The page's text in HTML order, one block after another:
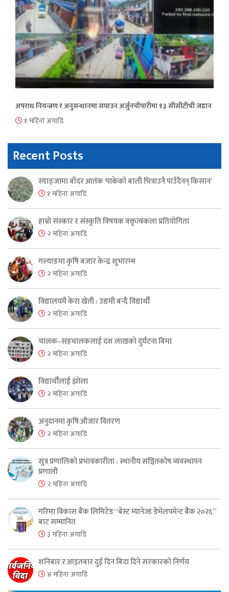
अपराध नियन्त्रण र अनुसन्धानमा सघाउन अर्जुनचौपारीमा १३ सीसीटीभी जडान
१ महिना अगाडि
Recent Posts
स्याङ्जामा बाँदर आतंक ‘पाकेको बाली भित्राउनै पाउँदैनन् किसान’
१ महिना अगाडि
हाम्रो संस्कार र संस्कृति विषयक वक्तृत्वकला प्रतियोगिता
२ महिना अगाडि
गल्याङमा कृषि बजार केन्द्र शुभारम्भ
२ महिना अगाडि
विद्यालयमै केरा खेती : उद्यमी बन्दै विद्यार्थी
२ महिना अगाडि
चालक–सहचालकलाई दश लाखको दुर्घटना बिमा
२ महिना अगाडि
विद्यार्थीलाई झोला
२ महिना अगाडि
अनुदानमा कृषि औजार वितरण
२ महिना अगाडि
सुत्र प्रणालिको प्रभावकारीता : स्थानीय सञ्चितकोष व्यवस्थापन
प्रणाली
२ महिना अगाडि
गरिमा विकास बैंक लिमिटेड “बेस्ट म्यानेज्ड डेभेलपमेन्ट बैंक २०२६”
बाट सम्मानित
३ महिना अगाडि
शनिबार र आइतबार दुई दिन बिदा दिने सरकारको निर्णय
४ महिना अगाडि